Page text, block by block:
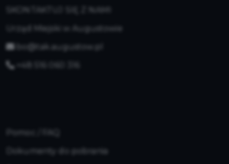
Urząd Miejski w Augustowie
bo@tak.augustow.pl
+48 516 060 316
Dokumenty do pobrania